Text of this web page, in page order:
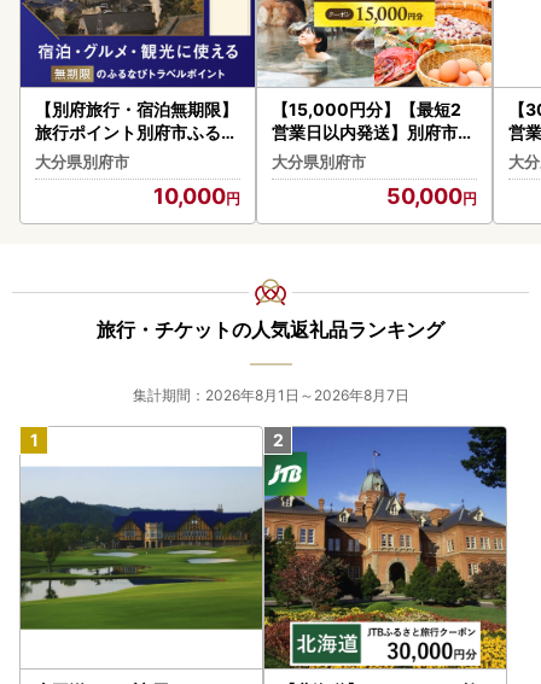
【別府旅行・宿泊無期限】
旅行ポイント別府市ふるな
びトラベルポイント
大分県別府市
10,000
【15,000円分】【最短2
営業日以内発送】別府市内
の旅館やホテルで使用でき
る宿泊補助券 楽しい旅の
思い出を！ 宿泊券 大分県
別府市 3000円 15000円
光 トラベル 宿泊補助券 チ
ケット クーポン 宿泊 お泊
り 別府温泉 別府観光 地獄
めぐり 旅 おすすめ 人気 体
験型 節約_B030-003
大分県別府市
50,000
【
営
の
る
別
光
大
旅行・チケットの人気返礼品ランキング
集計期間：2026年8月1日～2026年8月7日